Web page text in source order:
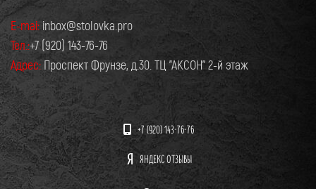
E-mai: inbox@stolovka.pro
Тел.:+7 (920) 143-76-76
Адрес: Проспект Фрунзе, д.30. ТЦ "АКСОН" 2-й этаж
+7 (920) 143-76-76
ЯНДЕКС ОТЗЫВЫ